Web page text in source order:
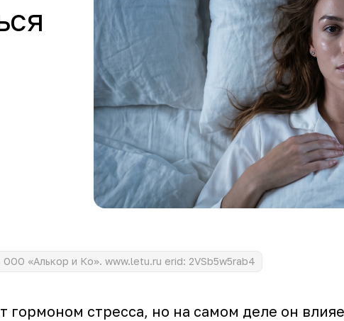
«Алькор и Ко». www.letu.ru erid: 2VSb5w5rab4
гормоном стресса, но на самом деле он